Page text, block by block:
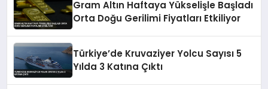
Gram Altın Haftaya Yükselişle Başladı
Orta Doğu Gerilimi Fiyatları Etkiliyor
Türkiye’de Kruvaziyer Yolcu Sayısı 5
Yılda 3 Katına Çıktı